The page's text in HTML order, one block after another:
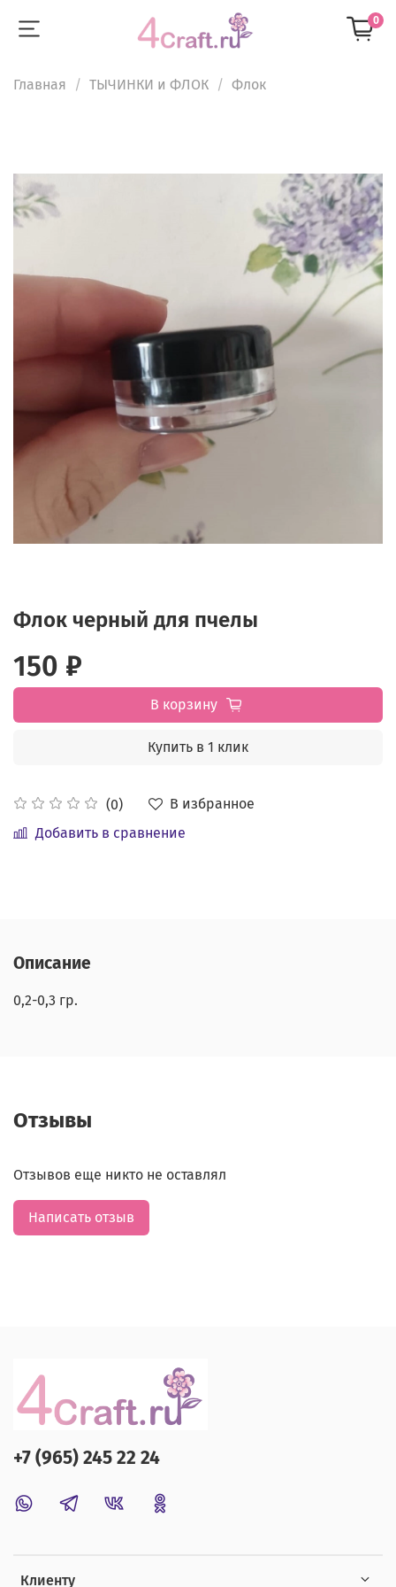
0
Главная ТЫЧИНКИ и ФЛОК Флок
Флок черный для пчелы
(0)
В избранное
Добавить в сравнение
150 ₽
В корзину
Купить в 1 клик
Описание
0,2-0,3 гр.
Отзывы
Отзывов еще никто не оставлял
Написать отзыв
Клиенту
+7 (965) 245 22 24